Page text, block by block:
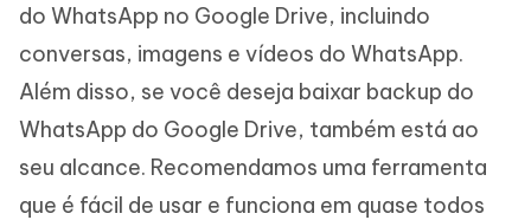
do WhatsApp no Google Drive, incluindo
conversas, imagens e vídeos do WhatsApp.
Além disso, se você deseja baixar backup do
WhatsApp do Google Drive, também está ao
seu alcance. Recomendamos uma ferramenta
que é fácil de usar e funciona em quase todos